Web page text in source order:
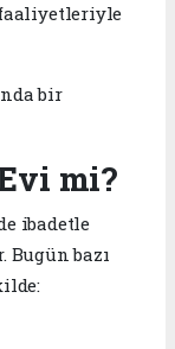
bir
mi?
ibadetle
bazı